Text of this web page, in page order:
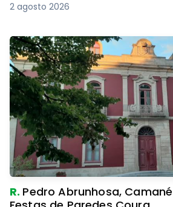
2 agosto 2026
R. Pedro Abrunhosa,